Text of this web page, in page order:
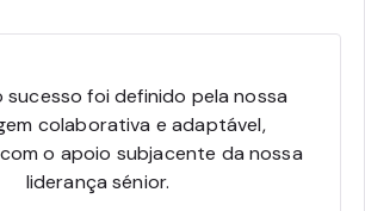
sucesso foi definido pela nossa
colaborativa e adaptável,
o apoio subjacente da nossa
liderança sénior.